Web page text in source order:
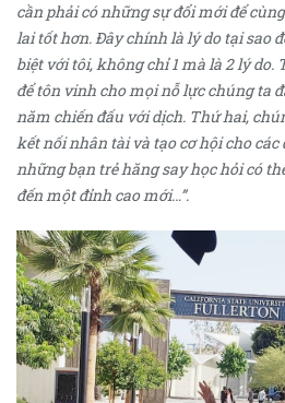
cần phải có những sự đổi mới để
lai tốt hơn. Đây chính là lý do tại sao
biệt với tôi, không chỉ 1 mà là 2 lý
để tôn vinh cho mọi nỗ lực chúng ta
năm chiến đấu với dịch. Thứ hai,
kết nối nhân tài và tạo cơ hội cho
những bạn trẻ hăng say học hỏi có
đến một đỉnh cao mới…”.